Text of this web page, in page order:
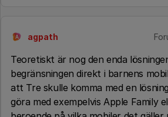
A agpath
Teoretiskt är nog den enda
begränsningen direkt i barnens
att Tre skulle komma med en
göra med exempelvis Apple Family